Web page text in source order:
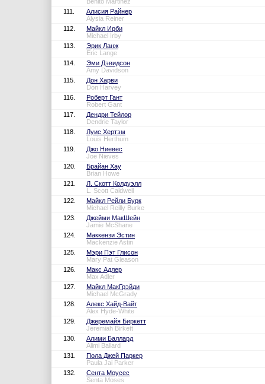
111.
Алисия Райнер
Alysia Reiner
112.
Майкл Ирби
Michael Irby
113.
Эрик Ланж
Eric Lange
114.
Эми Дэвидсон
Amy Davidson
115.
Дон Харви
Don Harvey
116.
Роберт Гант
Robert Gant
117.
Дендри Тейлор
Dendrie Taylor
118.
Луис Хертэм
Louis Herthum
119.
Джо Ниевес
Joe Nieves
120.
Брайан Хау
Brian Howe
121.
Л. Скотт Колдуэлл
L. Scott Caldwell
122.
Майкл Рейли Бурк
Michael Reilly Burke
123.
Джейми МакШейн
Jamie McShane
124.
Маккензи Эстин
Mackenzie Astin
125.
Мэри Пэт Глисон
Mary Pat Gleason
126.
Макс Адлер
Max Adler
127.
Майкл МакГрэйди
Michael McGrady
128.
Алекс Хайд-Вайт
Alex Hyde-White
129.
Джеремайя Биркетт
Jeremiah Birkett
130.
Алими Баллард
Alimi Ballard
131.
Пола Джей Паркер
Paula Jai Parker
132.
Сента Моусес
Senta Moses